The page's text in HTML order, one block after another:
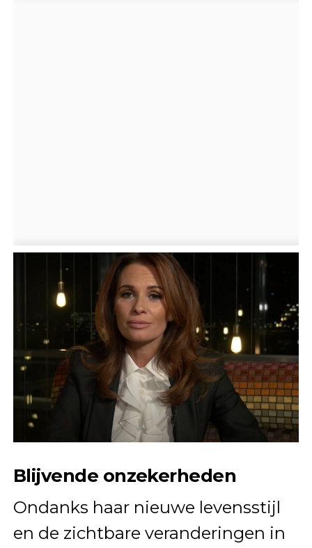
Blijvende onzekerheden
Ondanks haar nieuwe levensstijl
en de zichtbare veranderingen in